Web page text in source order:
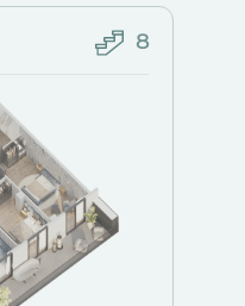
8